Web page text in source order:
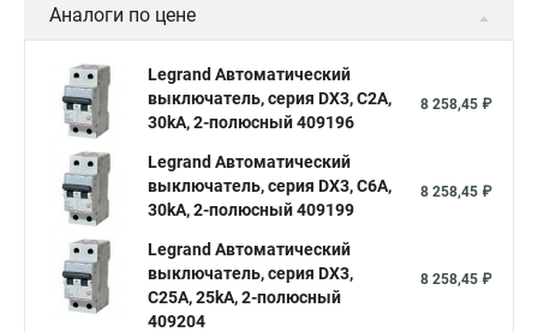
Аналоги по цене
Legrand Автоматический
выключатель, серия DX3, С2A,
30kA, 2-полюсный 409196
8 258,45 ₽
Legrand Автоматический
выключатель, серия DX3, С6A,
30kA, 2-полюсный 409199
8 258,45 ₽
Legrand Автоматический
выключатель, серия DX3,
С25A, 25kA, 2-полюсный
409204
8 258,45 ₽